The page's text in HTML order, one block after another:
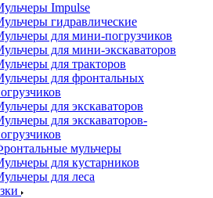
Impulse
гидравлические
для мини-погрузчиков
для мини-экскаваторов
для тракторов
для фронтальных
для экскаваторов
для экскаваторов-
мульчеры
для кустарников
для леса